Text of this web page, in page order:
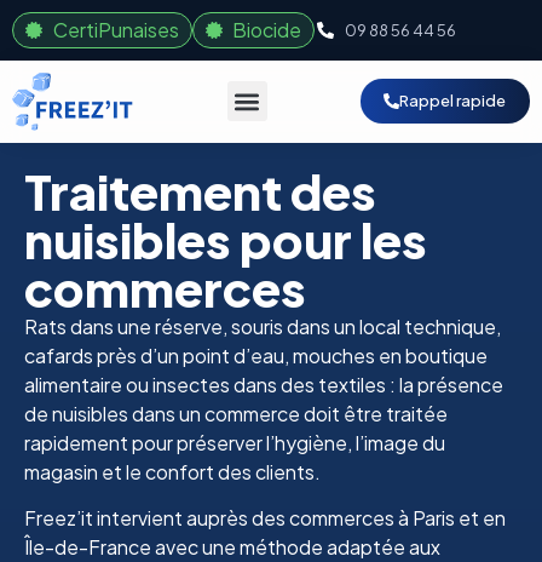
CertiPunaises Biocide 09 88 56 44 56
Rappel rapide
Traitement des
nuisibles pour les
commerces
Rats dans une réserve, souris dans un local technique,
cafards près d’un point d’eau, mouches en boutique
alimentaire ou insectes dans des textiles : la présence
de nuisibles dans un commerce doit être traitée
rapidement pour préserver l’hygiène, l’image du
magasin et le confort des clients.
Freez’it intervient auprès des commerces à Paris et en
Île-de-France avec une méthode adaptée aux